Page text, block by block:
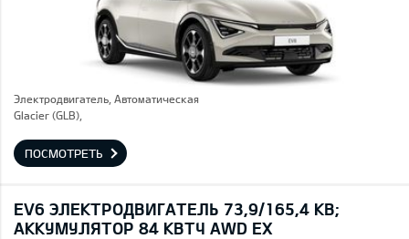
Электродвигатель, Автоматическая
Glacier (GLB),
ПОСМОТРЕТЬ
EV6 ЭЛЕКТРОДВИГАТЕЛЬ 73,9/165,4 КВ;
AККУМУЛЯТОР 84 КВТЧ AWD EX